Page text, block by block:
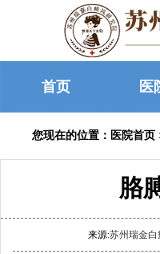
首页 医
您现在的位置： 医院首页
胳
来源:苏州瑞金白